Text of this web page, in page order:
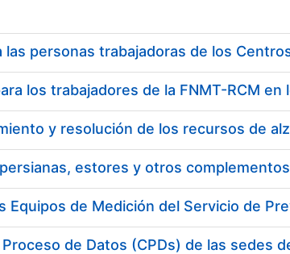
estores y otros complementos